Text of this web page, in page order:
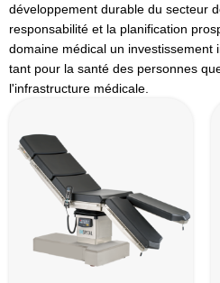
développement durable du secteur
responsabilité et la planification
domaine médical un investissement
tant pour la santé des personnes
l'infrastructure médicale.